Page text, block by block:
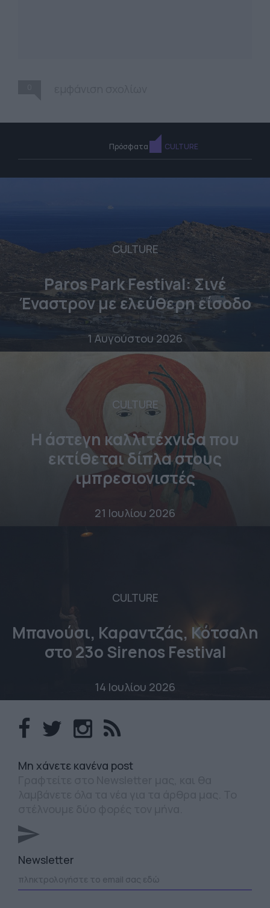
Πρόσφατα CULTURE
CULTURE
Paros Park Festival: Σινέ
Έναστρον με ελεύθερη είσοδο
1 Αυγούστου 2026
CULTURE
Η άστεγη καλλιτέχνιδα που
εκτίθεται δίπλα στους
ιμπρεσιονιστές
21 Ιουλίου 2026
CULTURE
Μπανούσι, Καραντζάς, Κότσαλη
στο 23o Sirenos Festival
14 Ιουλίου 2026
Mη χάνετε κανένα post
Newsletter